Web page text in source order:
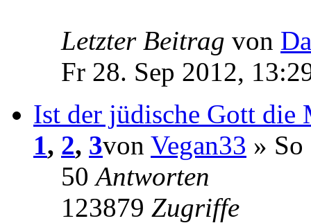
Letzter Beitrag von
Fr 28. Sep 2012,
Ist der jüdische Gott die
1, 2, 3von Vegan33 »
50Antworten
123879 Zugriffe